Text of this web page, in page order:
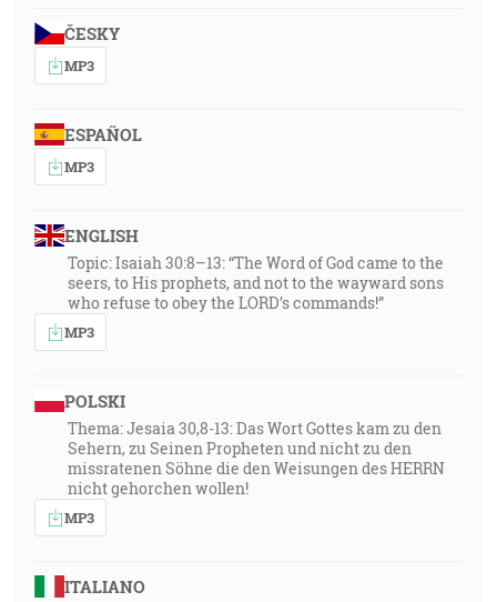
ČESKY
MP3
ESPAÑOL
MP3
ENGLISH
Topic: Isaiah 30:8–13: “The Word of God came to the
seers, to His prophets, and not to the wayward sons
who refuse to obey the LORD’s commands!”
MP3
POLSKI
Thema: Jesaia 30,8-13: Das Wort Gottes kam zu den
Sehern, zu Seinen Propheten und nicht zu den
missratenen Söhne die den Weisungen des HERRN
nicht gehorchen wollen!
MP3
ITALIANO